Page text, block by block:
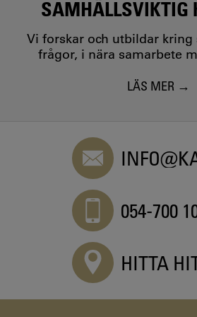
SAMHÄLLSVIKTIG
Vi forskar och utbildar
frågor, i nära samarbete
LÄS MER
054-700
HITTA